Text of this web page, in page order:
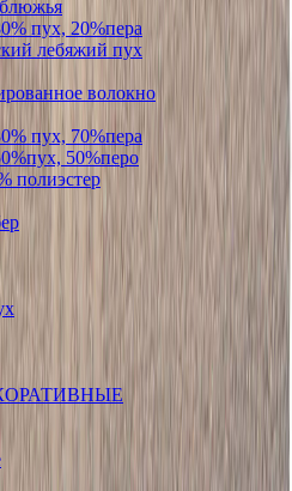
пух, 20%пера
лебяжий пух
волокно
пух, 70%пера
50%перо
полиэстер